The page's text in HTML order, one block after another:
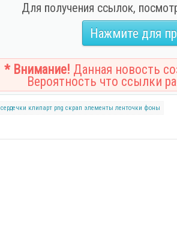
Для получения ссылок,
Нажмите для
* Внимание! Данная новость
Вероятность что ссылки
сердечки клипарт png скрап элементы ленточки фоны